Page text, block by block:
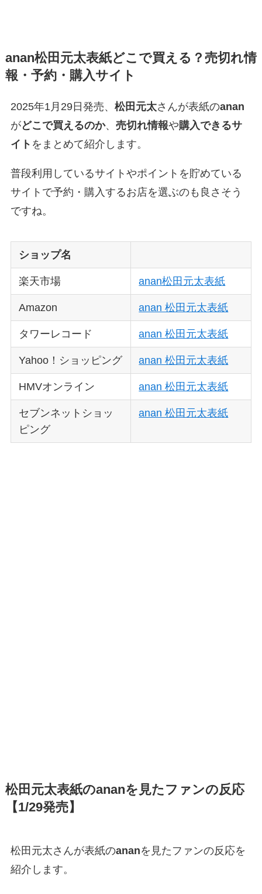
anan松田元太表紙どこで買える？売切れ情
報・予約・購入サイト
2025年1月29日発売、 松田元太さんが表紙のanan
がどこで買えるのか、 売切れ情報や購入できるサ
イト をまとめて紹介します。
普段利用しているサイトやポイントを貯めている
サイトで予約・購入するお店を選ぶのも良さそう
ですね。
ショップ名
楽天市場 anan松田元太表紙
Amazon anan 松田元太表紙
タワーレコード anan 松田元太表紙
Yahoo！ショッピング anan 松田元太表紙
HMVオンライン anan 松田元太表紙
セブンネットショッ
ピング
anan 松田元太表紙
松田元太表紙のananを見たファンの反応
【1/29発売】
松田元太さんが表紙のananを見たファンの反応を
紹介します。